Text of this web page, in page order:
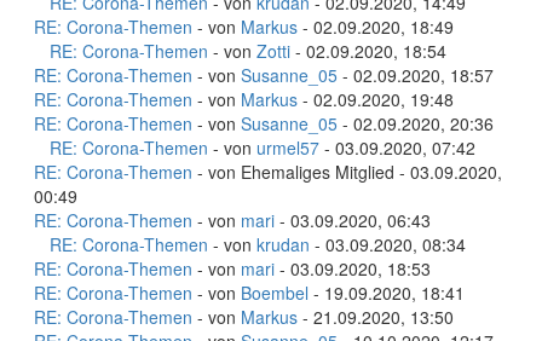
RE: Corona-Themen - von Markus - 02.09.2020, 18:49
RE: Corona-Themen - von Zotti - 02.09.2020, 18:54
RE: Corona-Themen - von Susanne_05 - 02.09.2020, 18:57
RE: Corona-Themen - von Markus - 02.09.2020, 19:48
RE: Corona-Themen - von Susanne_05 - 02.09.2020, 20:36
RE: Corona-Themen - von urmel57 - 03.09.2020, 07:42
RE: Corona-Themen - von Ehemaliges Mitglied - 03.09.2020,
00:49
RE: Corona-Themen - von mari - 03.09.2020, 06:43
RE: Corona-Themen - von krudan - 03.09.2020, 08:34
RE: Corona-Themen - von mari - 03.09.2020, 18:53
RE: Corona-Themen - von Boembel - 19.09.2020, 18:41
RE: Corona-Themen - von Markus - 21.09.2020, 13:50